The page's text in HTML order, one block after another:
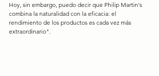
Hoy, sin embargo, puedo decir que Philip Martin's
combina la naturalidad con la eficacia: el
rendimiento de los productos es cada vez más
extraordinario".